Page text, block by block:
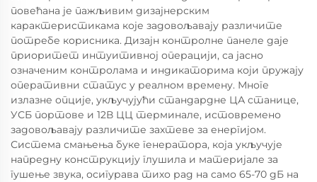
повећана је пажљивим дизајнерским
карактеристикама које задовољавају различите
потребе корисника. Дизајн контролне панеле даје
приоритет интуитивној операцији, са јасно
означеним контролама и индикаторима који пружају
оперативни статус у реалном времену. Многе
излазне опције, укључујући стандардне ЦА станице,
УСБ портове и 12В ЦЦ терминале, истовремено
задовољавају различите захтеве за енергијом.
Система смањења буке генератора, која укључује
напредну конструкцију глушила и материјале за
гушење звука, осигурава тихо рад на само 65-70 дБ на